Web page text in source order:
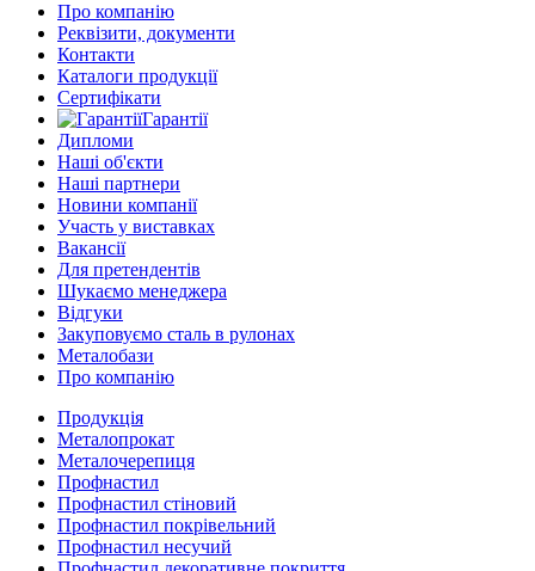
Про компанію
Реквізити, документи
Контакти
Каталоги продукції
Сертифікати
Гарантії
Дипломи
Наші об'єкти
Наші партнери
Новини компанії
Участь у виставках
Вакансії
Для претендентів
Шукаємо менеджера
Відгуки
Закуповуємо сталь в рулонах
Металобази
Про компанію
Продукція
Металопрокат
Металочерепиця
Профнастил
Профнастил стіновий
Профнастил покрівельний
Профнастил несучий